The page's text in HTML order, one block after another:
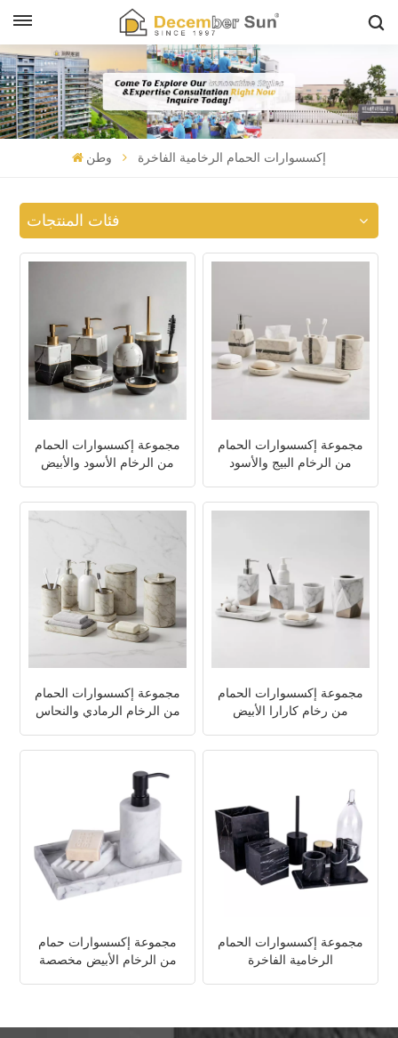
وطن إكسسوارات الحمام الرخامية الفاخرة
فئات المنتجات
مجموعة إكسسوارات الحمام
من الرخام الأسود والأبيض
مجموعة إكسسوارات الحمام
من الرخام البيج والأسود
مجموعة إكسسوارات الحمام
من الرخام الرمادي والنحاس
مجموعة إكسسوارات الحمام
من رخام كارارا الأبيض
مجموعة إكسسوارات حمام
من الرخام الأبيض مخصصة
مجموعة إكسسوارات الحمام
الرخامية الفاخرة